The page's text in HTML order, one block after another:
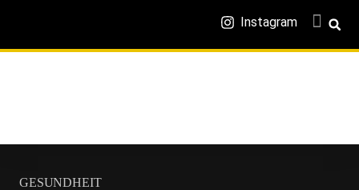
Instagram
GESUNDHEIT